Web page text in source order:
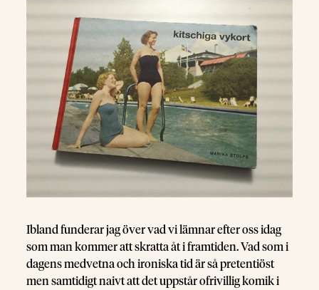
Ibland funderar jag över vad vi lämnar efter oss idag
som man kommer att skratta åt i framtiden. Vad som i
dagens medvetna och ironiska tid är så pretentiöst
men samtidigt naivt att det uppstår ofrivillig komik i